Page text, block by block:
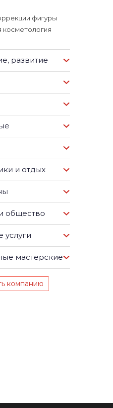
фигуры
косметология
развитие
и отдых
общество
услуги
мастерские
компанию